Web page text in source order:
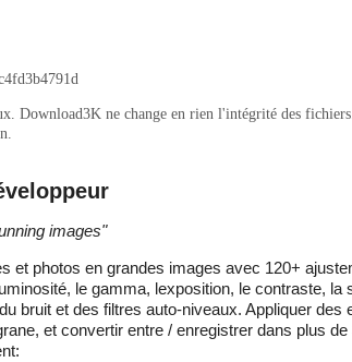
Download3K ne change en rien l'intégrité des
images"
et photos en grandes images avec 120+
le gamma, lexposition, le contraste,
bruit et des filtres auto-niveaux. Appliquer
et convertir entre / enregistrer dans plus